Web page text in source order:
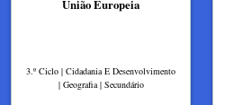
União Europeia
3.º Ciclo | Cidadania E Desenvolvimento
| Geografia | Secundário